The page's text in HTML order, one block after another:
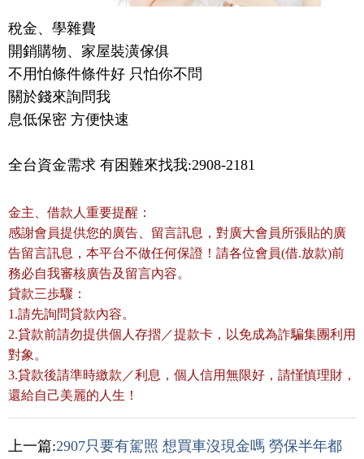
稅金、學雜費
開銷購物、家屋裝潢傢俱
不用怕條件條件好 只怕你不問
關於錢來詢問我
息低保密 方便快速
全台資金需求 有困難來找我:2908-2181
金主、借款人重要提醒：
感謝會員提供您的廣告、留言訊息，對廣大會員所張貼的廣
告留言訊息，本平台不做任何保證！請各位會員(借.放款)前
務必自我審核廣告及留言內容。
貸款三歩驟：
1.請先詢問貸款內容。
2.貸款前請勿提供個人存摺／提款卡，以免成為詐騙集團利用
對象。
3.貸款後請準時繳款／利息，個人信用無限好，請慬慎理財，
還給自己美麗的人生！
上一篇:2907只要有駕照 想買車沒現金嗎 勞保半年都